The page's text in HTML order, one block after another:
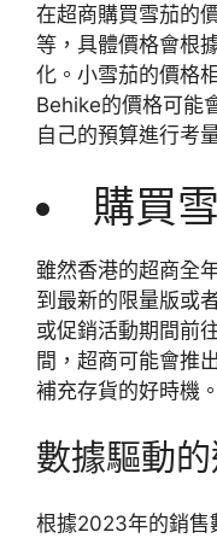
在超商購買雪茄的
等，具體價格會根
化。小雪茄的價格
Behike的價格可能
自己的預算進行考
購買
雖然香港的超商全
到最新的限量版或
或促銷活動期間前
間，超商可能會推
補充存貨的好時機。
數據驅動
根據2023年的銷售